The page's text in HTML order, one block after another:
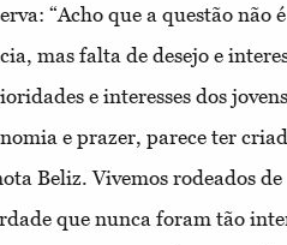
“Acho que a questão não é
mas falta de desejo e
e interesses dos
e prazer, parece ter
Beliz. Vivemos rodeados de
que nunca foram tão